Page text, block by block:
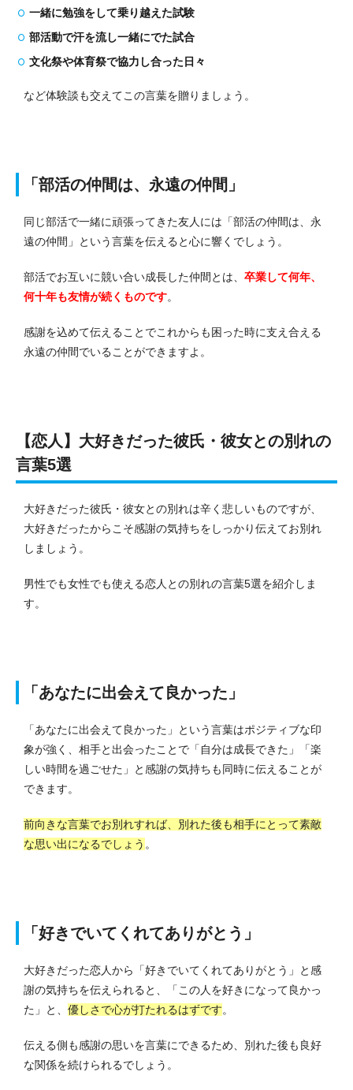
一緒に勉強をして乗り越えた試験
部活動で汗を流し一緒にでた試合
文化祭や体育祭で協力し合った日々
など体験談も交えてこの言葉を贈りましょう。
「部活の仲間は、永遠の仲間」
同じ部活で一緒に頑張ってきた友人には「部活の仲間は、永
遠の仲間」という言葉を伝えると心に響くでしょう。
部活でお互いに競い合い成長した仲間とは、 卒業して何年、
何十年も友情が続くものです。
感謝を込めて伝えることでこれからも困った時に支え合える
永遠の仲間でいることができますよ。
【恋人】大好きだった彼氏・彼女との別れの
言葉5選
大好きだった彼氏・彼女との別れは辛く悲しいものですが、
大好きだったからこそ感謝の気持ちをしっかり伝えてお別れ
しましょう。
男性でも女性でも使える恋人との別れの言葉5選を紹介しま
す。
「あなたに出会えて良かった」
「あなたに出会えて良かった」という言葉はポジティブな印
象が強く、相手と出会ったことで「自分は成長できた」「楽
しい時間を過ごせた」と感謝の気持ちも同時に伝えることが
できます。
前向きな言葉でお別れすれば、別れた後も相手にとって素敵
な思い出になるでしょう 。
「好きでいてくれてありがとう」
大好きだった恋人から「好きでいてくれてありがとう」と感
謝の気持ちを伝えられると、「この人を好きになって良かっ
た」と、 優しさで心が打たれるはずです。
伝える側も感謝の思いを言葉にできるため、別れた後も良好
な関係を続けられるでしょう。